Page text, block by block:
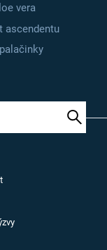
vera
ascendentu